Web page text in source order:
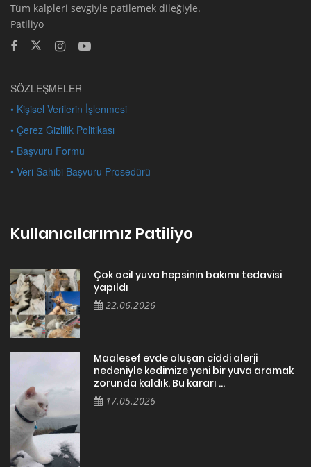
Tüm kalpleri sevgiyle patilemek dileğiyle.
Patiliyo
SÖZLEŞMELER
• Kişisel Verilerin İşlenmesi
• Çerez Gizlilik Politikası
• Başvuru Formu
• Veri Sahibi Başvuru Prosedürü
Kullanıcılarımız Patiliyo
Çok acil yuva hepsinin bakımı tedavisi
yapıldı
22.06.2026
Maalesef evde oluşan ciddi alerji
nedeniyle kedimize yeni bir yuva aramak
zorunda kaldık. Bu kararı ...
17.05.2026